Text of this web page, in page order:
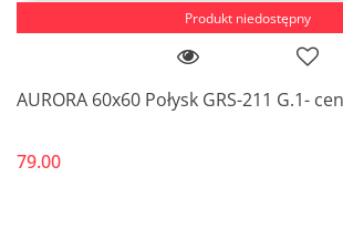
Produkt niedostępny
AURORA 60x60 Połysk GRS-211 G.1-
79.00